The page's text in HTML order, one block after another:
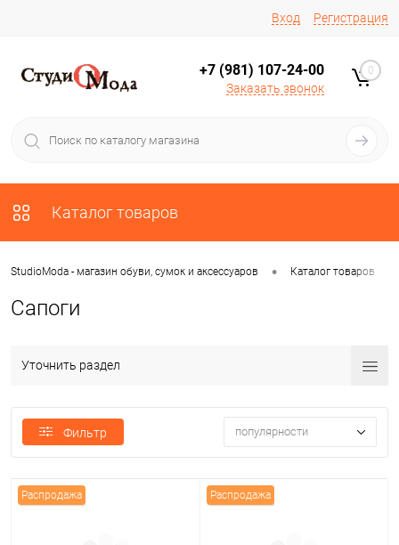
Вход Регистрация
+7 (981) 107-24-00
Заказать звонок
0
Каталог товаров
StudioModa - магазин обуви, сумок и аксессуаров • Каталог товаров
Сапоги
Уточнить раздел
Фильтр популярности
Распродажа Распродажа